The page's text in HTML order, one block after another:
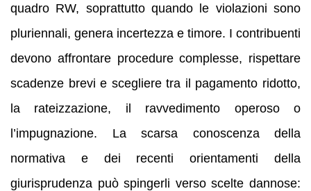
quadro RW, soprattutto quando le violazioni sono
pluriennali, genera incertezza e timore. I contribuenti
devono affrontare procedure complesse, rispettare
scadenze brevi e scegliere tra il pagamento ridotto,
la rateizzazione, il ravvedimento operoso o
l’impugnazione. La scarsa conoscenza della
normativa e dei recenti orientamenti della
giurisprudenza può spingerli verso scelte dannose: